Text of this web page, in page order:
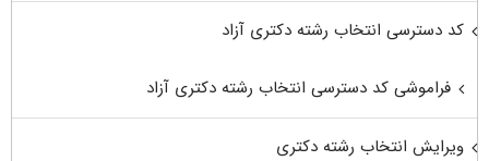
کد دسترسی انتخاب رشته دکتری آزاد
فراموشی کد دسترسی انتخاب رشته دکتری آزاد
ویرایش انتخاب رشته دکتری